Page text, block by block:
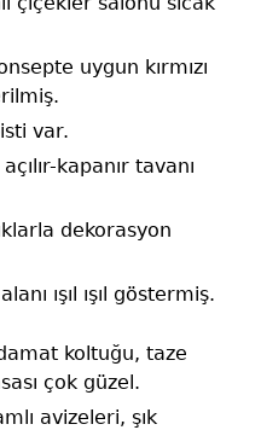
uygun kırmızı
var.
kapanır tavanı
dekorasyon
ışıl ışıl göstermiş.
koltuğu, taze
çok güzel.
avizeleri, şık